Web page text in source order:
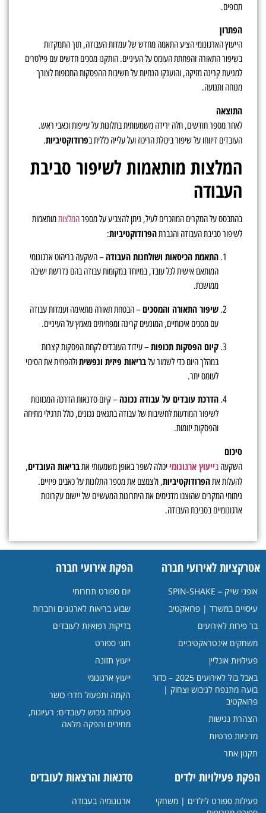
תכופים.
הפתרון
הייעוץ הארגונומי הציע התאמה מחדש של עמדות העבודה, תוך התמקדות
בשיפור התאורה והפחתת העומס על העיניים. הותקנו מסכים חדשים עם פילטרים
למניעת קרינה מזיקה, והוענקו הנחיות על חשיבות ההפסקות התכופות לצורך
מנוחה ותנועה.
התוצאה
לאחר מספר חודשים, חלה ירידה משמעותית בתלונות על עייפות וכאבי ראש.
העובדים דיווחו על שיפור ביכולת הריכוז ועל עלייה כללית בפרודוקטיביות.
המלצות מותאמות לשיפור סביבת
העבודה
בהתבסס על המקרים המוזכרים לעיל, ניתן להצביע על מספרהמלצותמותאמות
לשיפור סביבת העבודה והגברתהפרודוקטיביות:
התאמת הכיסאות ושולחנות העבודה– השקעה בריהוט ארגונומי
המותאם אישית לכל עובד, במיוחד במקומות עבודה בהם נדרשת ישיבה
ממושכת.
שיפור התאורה והמסכים– הבטחת תאורה מתאימה ועמדות עבודה
עם מסכים איכותיים, המונעים קרינה ומפחיתים מאמץ על העיניים.
קיום הפסקות תכופות– עידוד העובדים לקחת הפסקות קצרות
במהלך היום כדי לשמור עלבריאות פיזית ונפשיתולהפחית את הסיכוי
לעומס יתר.
הדרכת עובדים על עבודה נכונה– קיום סדנאות הדרכה המכוונות
לשיפור המודעות לחשיבות של עבודה בתנאים נכונים, כולל תרגילי מתיחה
והפסקות יזומות.
סיכום
השקעה בייעוץ ארגונומי יכולה לשפר באופן משמעותי אתבריאות העובדים,
להעלות אתהפרודוקטיביות, ולצמצם את מספר התלונות על כאבים פיזיים.
ניתוחי המקרים שהוצגו מדגימים את היתרונות המעשיים של יישום עקרונות
ארגונומיים בסביבת העבודה.
אטרקציות לאירועי חברה
אופני שייק – SPIN-SHAKE
עיסויים במשרד | פרואקטיב
בר פירות לאירועים
משחקים אינטראקטיביים
פעילויות אונליין
באבל בול לאירועים 2025 – כדור
בועה מתנפח לגיבוש וצחוק |
פרואקטיב
הצהרת נגישות
מדיניות פרטיות
תקנון אתר
הפקת אירועי חברה
יום ספורט תחרותי
שבוע בריאות לארגונים וחברות
בדיקות רפואיות לעובדים
חוגי ספורט
ייעוץ תזונה
ייעוץ ארגונומי
הקמה ותפעול חדרי כושר
פעילות גיבוש לעובדים: רעיונות,
מחירים והפקה מלאה
הפקת פעילויות ילדים
פעילות ספורט לילדים | משחקי
סדנאות והרצאות לעובדים
ארגונומיה בעבודה